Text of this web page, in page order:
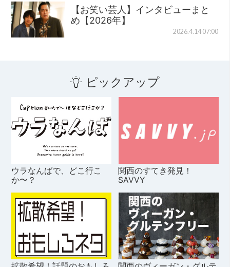
【お笑い芸人】インタビューまと
め【2026年】
2026.4.14 07:00
ピックアップ
ウラなんばで、どこ行こ
か〜？
関西のすてき発見！
SAVVY